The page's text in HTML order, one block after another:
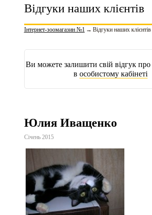
Відгуки наших клієнтів
Інтернет-зоомагазин №1 → Відгуки наших клієнтів
Ви можете залишити свій відгук
в особистому кабінеті
Юлия Иващенко
Січень 2015